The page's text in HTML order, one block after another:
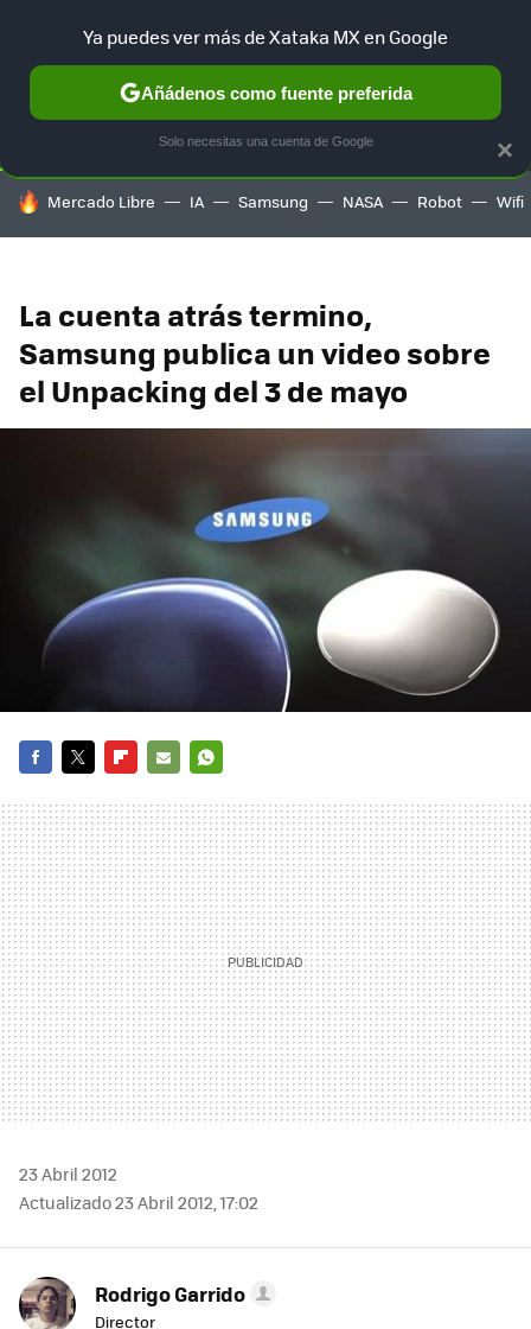
SELECCIÓN GAMING HOME AUTO TERRITORIO
HOY SE HABLA DE
Mercado Libre IA Samsung NASA Robot Wifi
La cuenta atrás termino,
Samsung publica un video sobre
el Unpacking del 3 de mayo
MAIL
23 Abril 2012
Actualizado 23 Abril 2012, 17:02
Rodrigo Garrido
Director
×
Ya puedes ver más de Xataka MX en Google
Añádenos como fuente preferida
Solo necesitas una cuenta de Google